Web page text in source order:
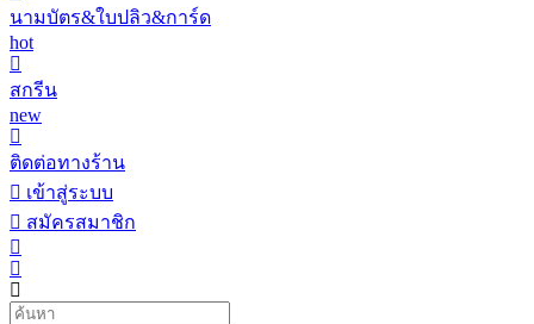
นามบัตร&ใบปลิว&การ์ด
hot
สกรีน
new
ติดต่อทางร้าน
เข้าสู่ระบบ
สมัครสมาชิก